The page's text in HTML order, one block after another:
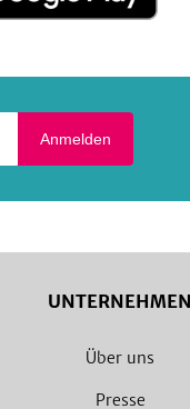
Anmelden
UNTERNEHMEN
Über uns
Presse